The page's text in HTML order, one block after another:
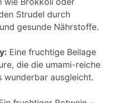
Strudel durch
gesunde Nährstoffe.
Eine fruchtige Beilage
die die umami-reiche
wunderbar ausgleicht.